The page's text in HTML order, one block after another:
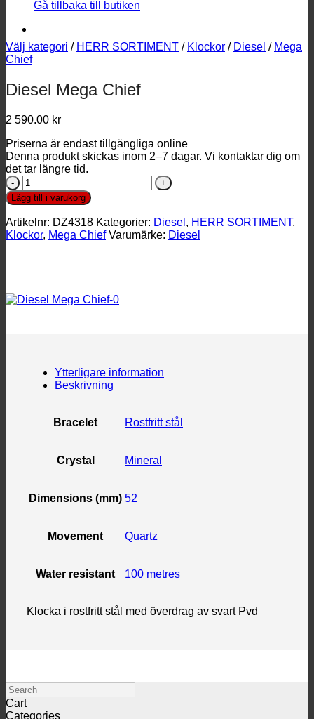
Gå tillbaka till butiken
Välj kategori / HERR SORTIMENT / Klockor / Diesel / Mega
Chief
Diesel Mega Chief
2 590.00 kr
Priserna är endast tillgängliga online
Denna produkt skickas inom 2–7 dagar. Vi kontaktar dig om
det tar längre tid.
Diesel
Mega
Chief
mängd
Lägg till i varukorg
Artikelnr: DZ4318 Kategorier: Diesel , HERR SORTIMENT,
Klockor, Mega Chief Varumärke: Diesel
Ytterligare information
Beskrivning
Bracelet Rostfritt stål
Crystal Mineral
Dimensions (mm) 52
Movement Quartz
Water resistant 100 metres
Klocka i rostfritt stål med överdrag av svart Pvd
Search
Cart
Categories